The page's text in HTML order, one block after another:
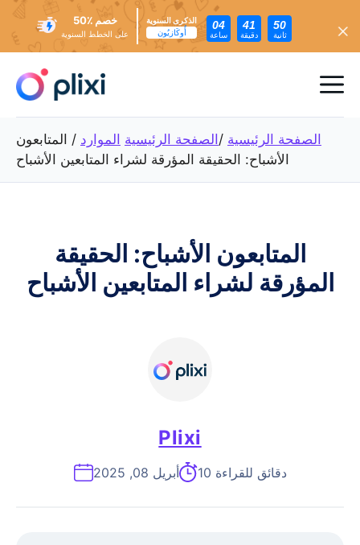
إلى
المحتوى
خصم ٪50
على الخطط السنوية
الذكرى السنوية
أُوكَازيُون
04
ساعة
41
دقيقة
48
ثانية
الصفحة الرئيسية / الصفحة الرئيسية الموارد / المتابعون
الأشباح: الحقيقة المؤرقة لشراء المتابعين الأشباح
المتابعون الأشباح: الحقيقة
المؤرقة لشراء المتابعين الأشباح
Plixi
أبريل 08, 2025 10 دقائق للقراءة